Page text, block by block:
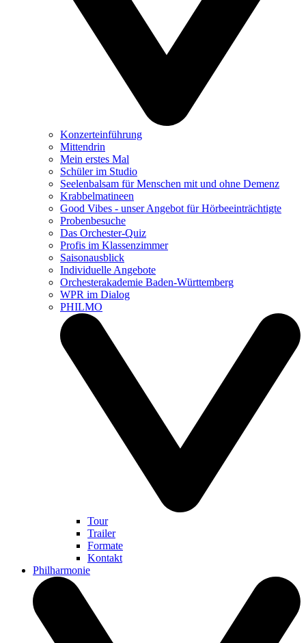
Konzerteinführung
Mittendrin
Mein erstes Mal
Schüler im Studio
Seelenbalsam für Menschen mit und ohne Demenz
Krabbelmatineen
Good Vibes - unser Angebot für Hörbeeinträchtigte
Probenbesuche
Das Orchester-Quiz
Profis im Klassenzimmer
Saisonausblick
Individuelle Angebote
Orchesterakademie Baden-Württemberg
WPR im Dialog
PHILMO
Tour
Trailer
Formate
Kontakt
Philharmonie